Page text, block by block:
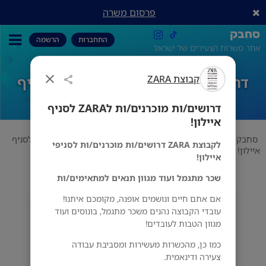
קבוצת ZARA
דרושים/ות מוכרנים/ות לZARA לסניף
איילון!
לקבוצת ZARA דרושים/ות מוכרנים/ות לסניפי
איילון!
שכר מתגמל ועוד מגוון תנאים למתאימים/ות
אם אתם חיים ונושמים אופנה, מקומכם איתנו!
עובדי הקבוצה נהנים משכר מתגמל, בונוסים ועוד
מגוון הטבות לעובדים!
כמו כן, מהכשרות מעשירות ומסביבת עבודה
צעירה ודינאמית.
פרסום משרה
סחבק
אתר משרות הצעירים של ישראל
התחברות הרשמה
דרושים/ות מוכרנים/ות לZARA לסניף
איילון!
סחבק אופנה קבוצת ZARA
דרושים/ות מוכרנים/ות לZARA לסניף
איילון!
קבוצת ZARA
רמת גן